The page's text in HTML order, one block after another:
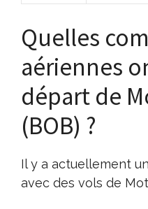
Quelles
aériennes
départ de
(BOB) ?
Il y a actuellement
avec des vols de